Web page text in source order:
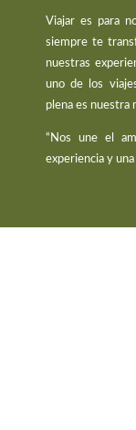
Viajar es para
siempre te
nuestras
uno de los
plena es nuestra
“Nos une el
experiencia y